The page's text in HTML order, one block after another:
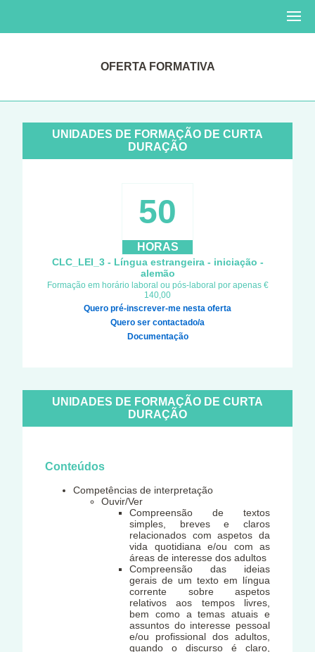
OFERTA FORMATIVA
UNIDADES DE FORMAÇÃO DE CURTA
DURAÇÃO
50
HORAS
CLC_LEI_3 - Língua estrangeira - iniciação -
alemão
Formação em horário laboral ou pós-laboral por apenas €
140,00
Quero pré-inscrever-me nesta oferta
Quero ser contactado/a
Documentação
UNIDADES DE FORMAÇÃO DE CURTA
DURAÇÃO
Conteúdos
Competências de interpretação
Ouvir/Ver
Compreensão de textos
simples, breves e claros
relacionados com aspetos da
vida quotidiana e/ou com as
áreas de interesse dos adultos
Compreensão das ideias
gerais de um texto em língua
corrente sobre aspetos
relativos aos tempos livres,
bem como a temas atuais e
assuntos do interesse pessoal
e/ou profissional dos adultos,
quando o discurso é claro,